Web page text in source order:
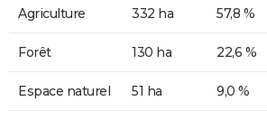
Agriculture 332 ha 57,8 %
Forêt 130 ha 22,6 %
Espace naturel 51 ha 9,0 %